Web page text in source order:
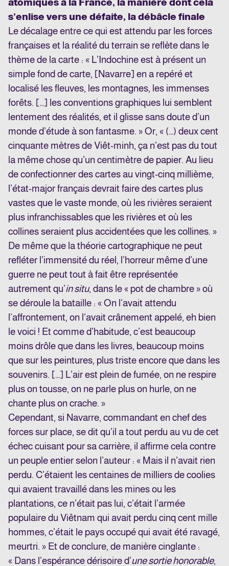
s’enlise vers une défaite, la débâcle finale
Le décalage entre ce qui est attendu par les forces
françaises et la réalité du terrain se reflète dans le
thème de la carte : « L’Indochine est à présent un
simple fond de carte, [Navarre] en a repéré et
localisé les fleuves, les montagnes, les immenses
forêts. […] les conventions graphiques lui semblent
lentement des réalités, et il glisse sans doute d’un
monde d’étude à son fantasme. » Or, « (…) deux cent
cinquante mètres de Viêt-minh, ça n’est pas du tout
la même chose qu’un centimètre de papier. Au lieu
de confectionner des cartes au vingt-cinq millième,
l’état-major français devrait faire des cartes plus
vastes que le vaste monde, où les rivières seraient
plus infranchissables que les rivières et où les
collines seraient plus accidentées que les collines. »
De même que la théorie cartographique ne peut
refléter l’immensité du réel, l’horreur même d’une
guerre ne peut tout à fait être représentée
autrement qu’in situ, dans le « pot de chambre » où
se déroule la bataille : « On l’avait attendu
l’affrontement, on l’avait crânement appelé, eh bien
le voici ! Et comme d’habitude, c’est beaucoup
moins drôle que dans les livres, beaucoup moins
que sur les peintures, plus triste encore que dans les
souvenirs. […] L’air est plein de fumée, on ne respire
plus on tousse, on ne parle plus on hurle, on ne
chante plus on crache. »
Cependant, si Navarre, commandant en chef des
forces sur place, se dit qu’il a tout perdu au vu de cet
échec cuisant pour sa carrière, il affirme cela contre
un peuple entier selon l’auteur : « Mais il n’avait rien
perdu. C’étaient les centaines de milliers de coolies
qui avaient travaillé dans les mines ou les
plantations, ce n’était pas lui, c’était l’armée
populaire du Viêtnam qui avait perdu cinq cent mille
hommes, c’était le pays occupé qui avait été ravagé,
meurtri. » Et de conclure, de manière cinglante :
« Dans l’espérance dérisoire d’une sortie honorable,